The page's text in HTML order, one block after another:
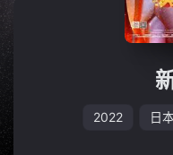
2022 日